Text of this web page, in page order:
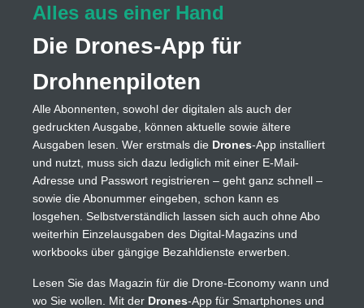
Alles aus einer Hand
Die Drones-App für
Drohnenpiloten
Alle Abonnenten, sowohl der digitalen als auch der
gedruckten Ausgabe, können aktuelle sowie ältere
Ausgaben lesen. Wer erstmals die Drones-App installiert
und nutzt, muss sich dazu lediglich mit einer E-Mail-
Adresse und Passwort registrieren – geht ganz schnell –
sowie die Abonummer eingeben, schon kann es
losgehen. Selbstverständlich lassen sich auch ohne Abo
weiterhin Einzelausgaben des Digital-Magazins und
workbooks über gängige Bezahldienste erwerben.
Lesen Sie das Magazin für die Drone-Economy wann und
wo Sie wollen. Mit der Drones-App für Smartphones und